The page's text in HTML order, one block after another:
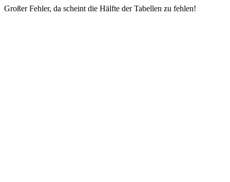
Großer Fehler, da scheint die Hälfte der Tabellen zu fehlen!